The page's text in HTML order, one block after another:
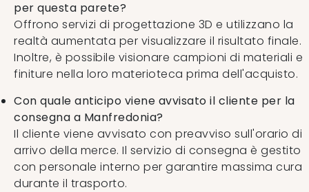
per questa parete?
Offrono servizi di progettazione 3D e utilizzano la
realtà aumentata per visualizzare il risultato finale.
Inoltre, è possibile visionare campioni di materiali e
finiture nella loro materioteca prima dell'acquisto.
Con quale anticipo viene avvisato il cliente per la
consegna a Manfredonia?
Il cliente viene avvisato con preavviso sull'orario di
arrivo della merce. Il servizio di consegna è gestito
con personale interno per garantire massima cura
durante il trasporto.